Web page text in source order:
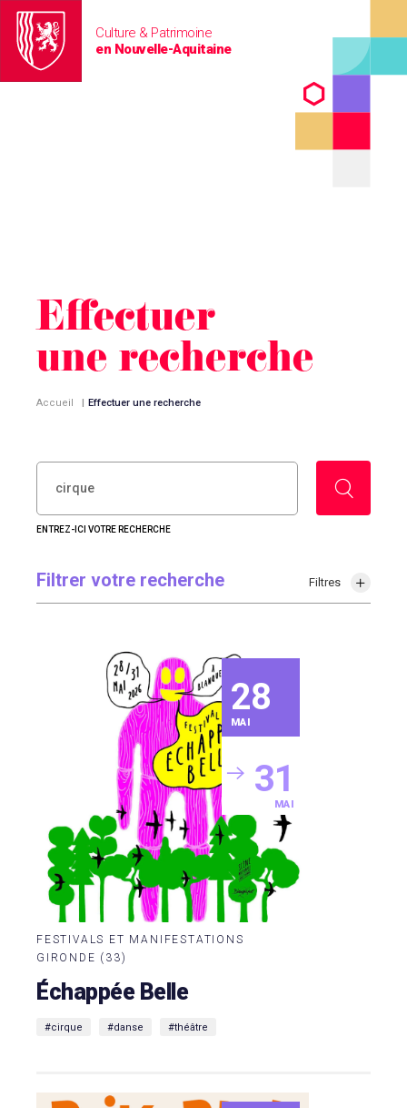
Culture & Patrimoine
en Nouvelle-Aquitaine
Effectuer
une recherche
Accueil | Effectuer une recherche
RECHERCHER :
ENTREZ-ICI VOTRE RECHERCHE
Filtrer votre recherche Filtres
28
MAI
31
MAI
FESTIVALS ET MANIFESTATIONS
GIRONDE (33)
Échappée Belle
#cirque #danse #théâtre